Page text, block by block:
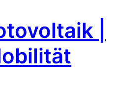
|